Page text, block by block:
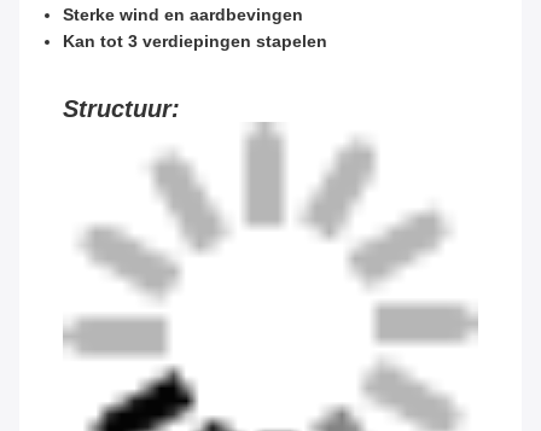
Sterke wind en aardbevingen
Kan tot 3 verdiepingen stapelen
Structuur: